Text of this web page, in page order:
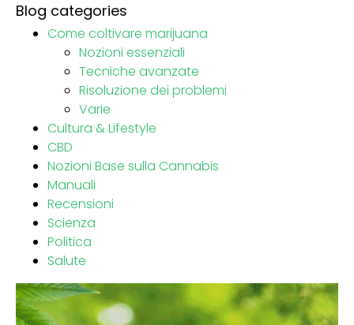
Blog categories
Come coltivare marijuana
Nozioni essenziali
Tecniche avanzate
Risoluzione dei problemi
Varie
Cultura & Lifestyle
CBD
Nozioni Base sulla Cannabis
Manuali
Recensioni
Scienza
Politica
Salute